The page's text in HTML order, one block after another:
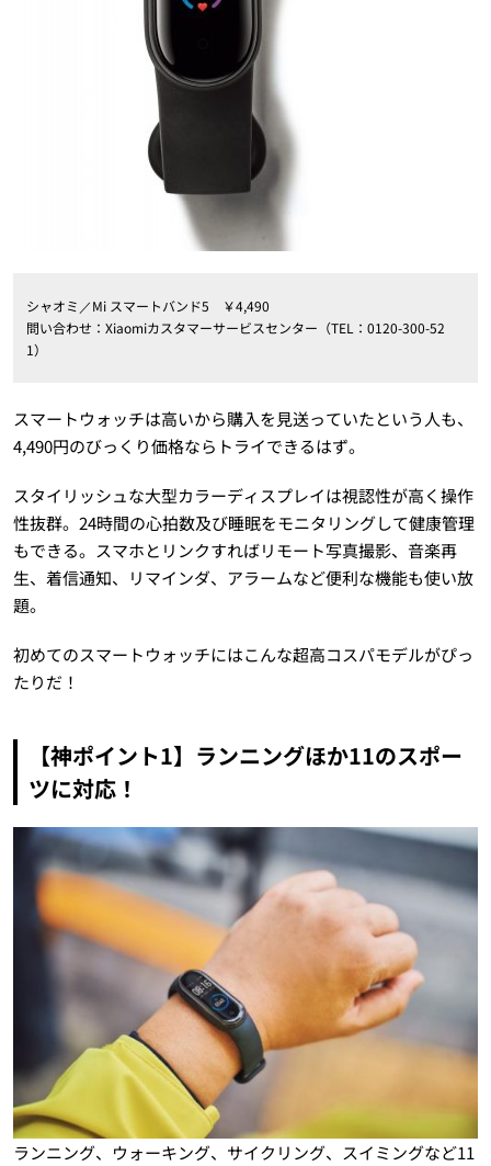
シャオミ／Mi スマートバンド5 ￥4,490
問い合わせ：Xiaomiカスタマーサービスセンター（TEL：0120-300-52
1）
スマートウォッチは高いから購入を見送っていたという人も、
4,490円のびっくり価格ならトライできるはず。
スタイリッシュな大型カラーディスプレイは視認性が高く操作
性抜群。24時間の心拍数及び睡眠をモニタリングして健康管理
もできる。スマホとリンクすればリモート写真撮影、音楽再
生、着信通知、リマインダ、アラームなど便利な機能も使い放
題。
初めてのスマートウォッチにはこんな超高コスパモデルがぴっ
たりだ！
【神ポイント1】ランニングほか11のスポー
ツに対応！
ランニング、ウォーキング、サイクリング、スイミングなど11